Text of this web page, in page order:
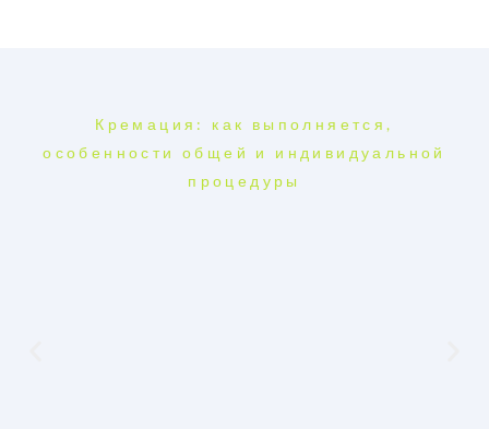
Кремация: как выполняется,
особенности общей и индивидуальной
процедуры